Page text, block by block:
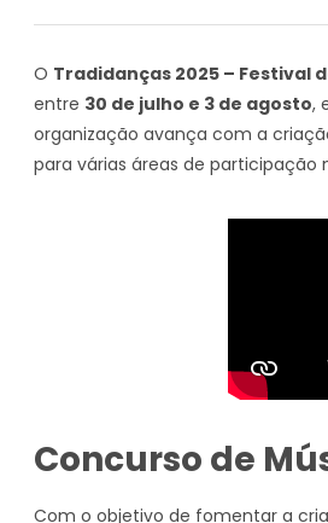
O Tradidanças 2025 – Festival
entre 30 de julho e 3 de agosto,
organização avança com a
para várias áreas de participação
Concurso de
Com o objetivo de fomentar a